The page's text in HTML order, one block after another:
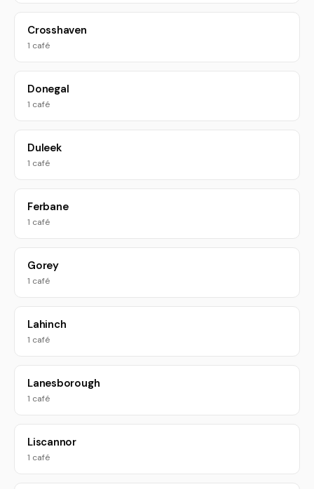
Crosshaven
1 café
Donegal
1 café
Duleek
1 café
Ferbane
1 café
Gorey
1 café
Lahinch
1 café
Lanesborough
1 café
Liscannor
1 café